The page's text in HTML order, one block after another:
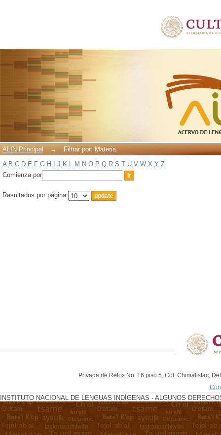
ALIN Principal →
Filtrar por: Materia
A B C D E F G H J K L M N O P Q R S T U V W X Y Z
Comienza por
Resultados por página:
Privada de Relox No. 16 piso 5, Col. Chimalistac,
INSTITUTO NACIONAL DE LENGUAS INDÍGENAS - ALGUNOS